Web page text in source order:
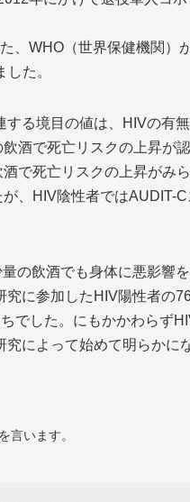
、WHO（世界保健機関）
た。
る境目の値は、HIVの有
酒で死亡リスクの上昇が
で死亡リスクの上昇がみ
、HIV陰性者ではAUDIT-
の飲酒でも身体に悪影響
に参加したHIV陽性者の
でした。にもかかわらず
によって始めて明らかに
言います。